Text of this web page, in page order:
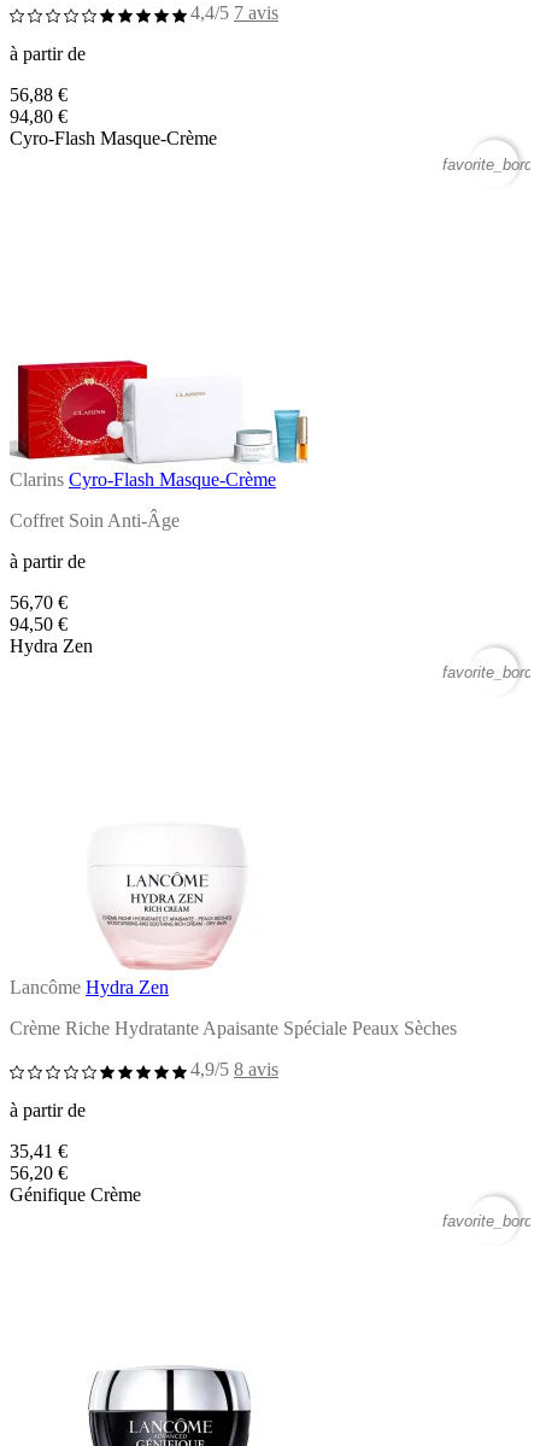
4,4/5 7 avis
à partir de
56,88 €
94,80 €
Cyro-Flash Masque-Crème
Clarins Cyro-Flash Masque-Crème
Coffret Soin Anti-Âge
à partir de
56,70 €
94,50 €
Hydra Zen
Lancôme Hydra Zen
Crème Riche Hydratante Apaisante Spéciale Peaux Sèches
4,9/5 8 avis
à partir de
35,41 €
56,20 €
Génifique Crème